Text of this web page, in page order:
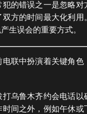
的错误之一是忽略
方的时间最大化利
生误会的重要方式。
联中扮演着关键角
乌鲁木齐约会电话
间之外，例如午休